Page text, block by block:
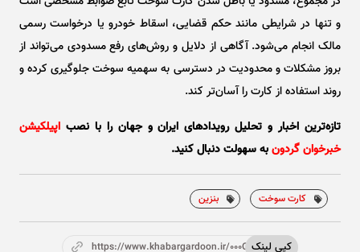
و تنها در شرایطی مانند حکم قضایی، اسقاط خودرو یا درخواست رسمی
مالک انجام می‌شود. آگاهی از دلایل و روش‌های رفع مسدودی می‌تواند از
بروز مشکلات و محدودیت در دسترسی به سهمیه سوخت جلوگیری کرده و
روند استفاده از کارت را آسان‌تر کند.
تازه‌ترین اخبار و تحلیل‌ رویدادهای ایران و جهان را با نصب اپیلکیشن
خبرخوان گردونبه سهولت دنبال کنید.
کارت سوخت بنزین
کپی لینکhttps://www.khabargardoon.ir/000OWS